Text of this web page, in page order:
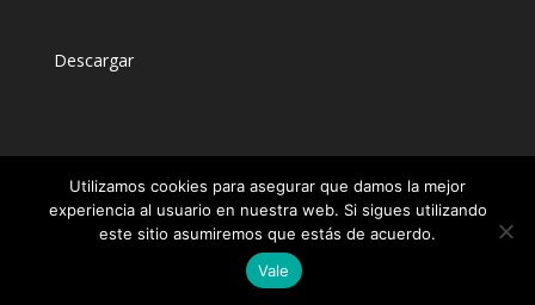
Descargar
© CHCC -Diseñado por Eticonsa [Privacidad &
Cookies]
Utilizamos cookies para asegurar que damos la mejor
experiencia al usuario en nuestra web. Si sigues utilizando
este sitio asumiremos que estás de acuerdo.
Vale